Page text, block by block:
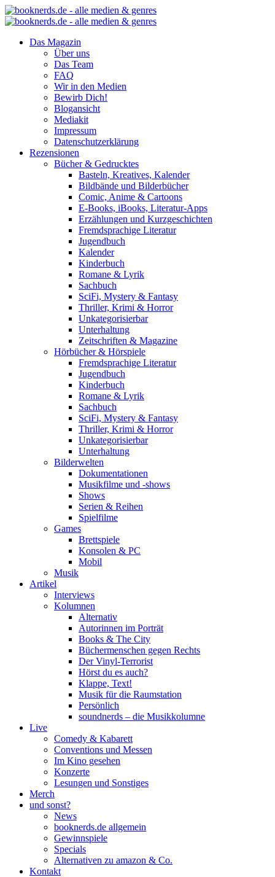
Das Magazin
Über uns
Das Team
FAQ
Wir in den Medien
Bewirb Dich!
Blogansicht
Mediakit
Impressum
Datenschutzerklärung
Rezensionen
Bücher & Gedrucktes
Basteln, Kreatives, Kalender
Bildbände und Bilderbücher
Comic, Anime & Cartoons
E-Books, iBooks, Literatur-Apps
Erzählungen und Kurzgeschichten
Fremdsprachige Literatur
Jugendbuch
Kalender
Kinderbuch
Romane & Lyrik
Sachbuch
SciFi, Mystery & Fantasy
Thriller, Krimi & Horror
Unkategorisierbar
Unterhaltung
Zeitschriften & Magazine
Hörbücher & Hörspiele
Fremdsprachige Literatur
Jugendbuch
Kinderbuch
Romane & Lyrik
Sachbuch
SciFi, Mystery & Fantasy
Thriller, Krimi & Horror
Unkategorisierbar
Unterhaltung
Bilderwelten
Dokumentationen
Musikfilme und -shows
Shows
Serien & Reihen
Spielfilme
Games
Brettspiele
Konsolen & PC
Mobil
Musik
Artikel
Interviews
Kolumnen
Alternativ
Autorinnen im Porträt
Books & The City
Büchermenschen gegen Rechts
Der Vinyl-Terrorist
Hörst du es auch?
Klappe, Text!
Musik für die Raumstation
Persönlich
soundnerds – die Musikkolumne
Live
Comedy & Kabarett
Conventions und Messen
Im Kino gesehen
Konzerte
Lesungen und Sonstiges
Merch
und sonst?
News
booknerds.de allgemein
Gewinnspiele
Specials
Alternativen zu amazon & Co.
Kontakt